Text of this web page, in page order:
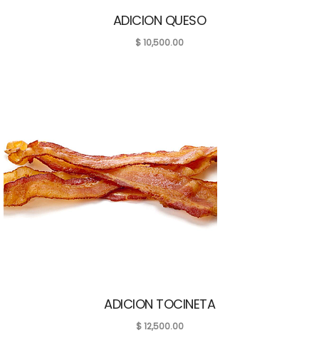
ADICION QUESO
$10,500.00
ADICION TOCINETA
$12,500.00